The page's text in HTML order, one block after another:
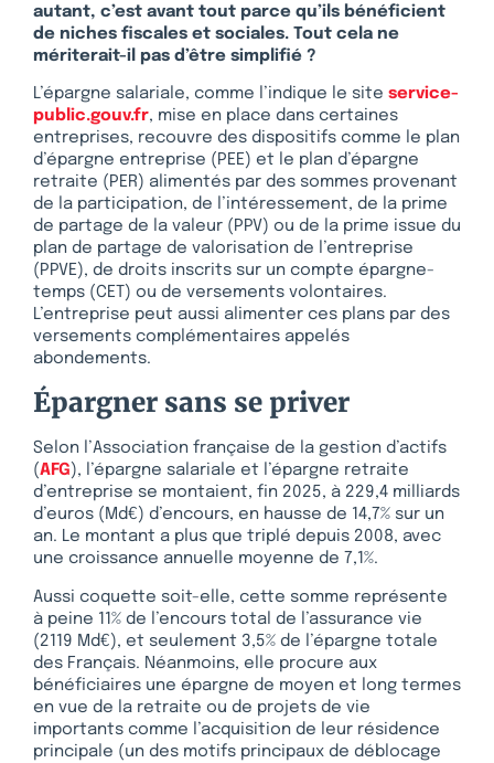
autant, c’est avant tout parce qu’ils bénéficient
de niches fiscales et sociales. Tout cela ne
mériterait-il pas d’être simplifié ?
L’épargne salariale, comme l’indique le site service-
public.gouv.fr, mise en place dans certaines
entreprises, recouvre des dispositifs comme le plan
d’épargne entreprise (PEE) et le plan d’épargne
retraite (PER) alimentés par des sommes provenant
de la participation, de l’intéressement, de la prime
de partage de la valeur (PPV) ou de la prime issue du
plan de partage de valorisation de l’entreprise
(PPVE), de droits inscrits sur un compte épargne-
temps (CET) ou de versements volontaires.
L’entreprise peut aussi alimenter ces plans par des
versements complémentaires appelés
abondements.
Épargner sans se priver
Selon l’Association française de la gestion d’actifs
(AFG), l’épargne salariale et l’épargne retraite
d’entreprise se montaient, fin 2025, à 229,4 milliards
d’euros (Md€) d’encours, en hausse de 14,7% sur un
an. Le montant a plus que triplé depuis 2008, avec
une croissance annuelle moyenne de 7,1%.
Aussi coquette soit-elle, cette somme représente
à peine 11% de l’encours total de l’assurance vie
(2119 Md€), et seulement 3,5% de l’épargne totale
des Français. Néanmoins, elle procure aux
bénéficiaires une épargne de moyen et long termes
en vue de la retraite ou de projets de vie
importants comme l’acquisition de leur résidence
principale (un des motifs principaux de déblocage